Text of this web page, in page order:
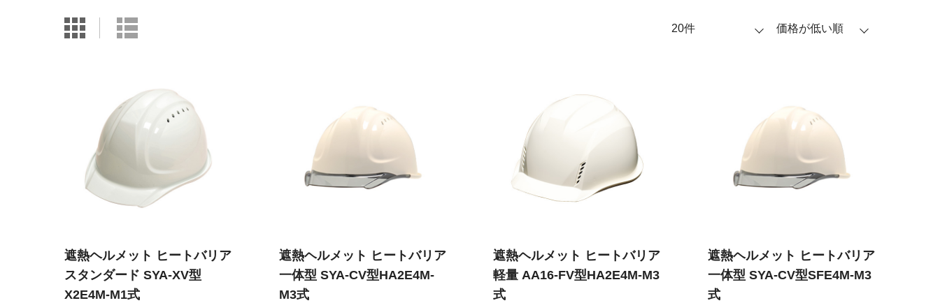
表示件数
20件 並び順
価格が低い順
遮熱ヘルメット ヒートバリア
スタンダード SYA-XV型
X2E4M-M1式
遮熱ヘルメット ヒートバリア
一体型 SYA-CV型HA2E4M-
M3式
遮熱ヘルメット ヒートバリア
軽量 AA16-FV型HA2E4M-M3
式
遮熱ヘルメット ヒートバリア
一体型 SYA-CV型SFE4M-M3
式